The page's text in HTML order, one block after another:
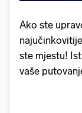
Ako ste
ste mjestu!
vaše